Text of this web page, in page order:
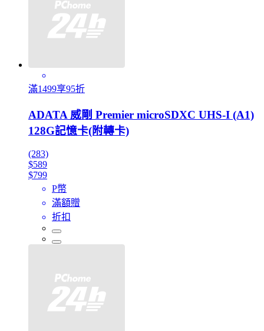
滿1499享95折
ADATA 威剛 Premier microSDXC UHS-I (A1)
128G記憶卡(附轉卡)
(283)
$589
$799
P幣
滿額贈
折扣